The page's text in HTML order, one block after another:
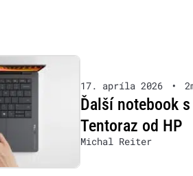
17. apríla 2026 •
Ďalší notebook
Tentoraz od HP
Michal Reiter